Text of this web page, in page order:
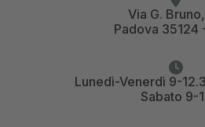
Via G.
Padova 35124
Lunedì-Venerdì 9-
Sabato 9-